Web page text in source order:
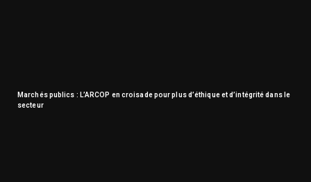
Marchés publics : L’ARCOP en croisade pour plus d’éthique et d’intégrité dans le
secteur